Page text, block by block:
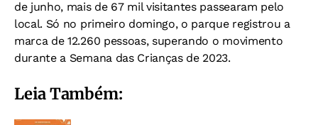
de junho, mais de 67 mil visitantes passearam pelo
local. Só no primeiro domingo, o parque registrou a
marca de 12.260 pessoas, superando o movimento
durante a Semana das Crianças de 2023.
Leia Também: